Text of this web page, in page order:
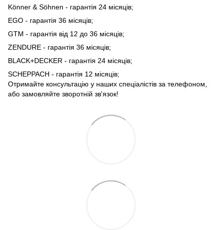
Könner & Söhnen - гарантія 24 місяців;
EGO - гарантія 36 місяців;
GTM - гарантія від 12 до 36 місяців;
ZENDURE - гарантія 36 місяців;
BLACK+DECKER - гарантія 24 місяців;
SCHEPPACH - гарантія 12 місяців;
Отримайте консультацію у наших спеціалістів за телефоном,
або замовляйте зворотній зв'язок!